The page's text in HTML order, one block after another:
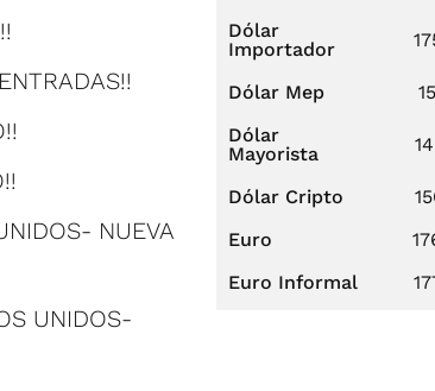
NUEVA
UNIDOS-
Dólar
Importador
Dólar Mep
Dólar
Mayorista
Dólar Cripto
Euro
Euro Informal